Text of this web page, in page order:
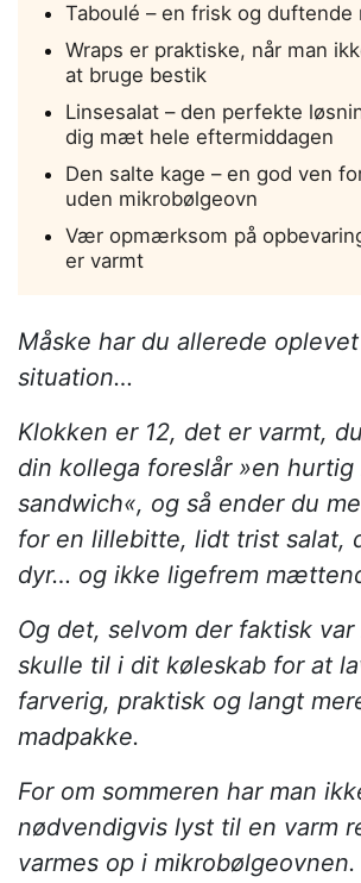
Taboulé – en frisk og duftende
Wraps er praktiske, når man
at bruge bestik
Linsesalat – den perfekte
dig mæt hele eftermiddagen
Den salte kage – en god ven
uden mikrobølgeovn
Vær opmærksom på
er varmt
Måske har du allerede
situation…
Klokken er 12, det er varmt,
din kollega foreslår »en hurtig
sandwich«, og så ender du
for en lillebitte, lidt trist salat,
dyr… og ikke ligefrem
Og det, selvom der faktisk
skulle til i dit køleskab for at
farverig, praktisk og langt
madpakke.
For om sommeren har man
nødvendigvis lyst til en varm
varmes op i